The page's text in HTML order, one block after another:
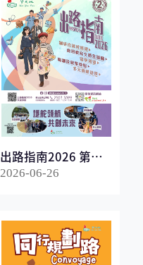
出路指南2026 第二
冊
2026-06-26